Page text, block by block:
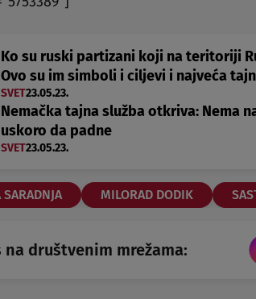
Ko su ruski partizani koji na teritoriji
Ovo su im simboli i ciljevi i najveća
SVET23.05.23.
Nemačka tajna služba otkriva: Nema
uskoro da padne
SVET23.05.23.
MILORAD DODIK
društvenim mrežama: